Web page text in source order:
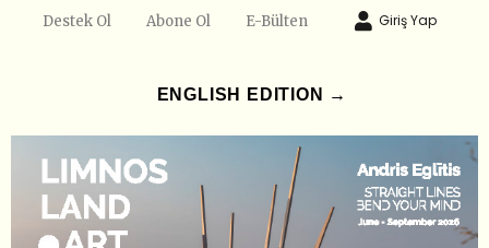
Destek Ol Abone Ol E-Bülten Giriş Yap
ENGLISH EDITION →